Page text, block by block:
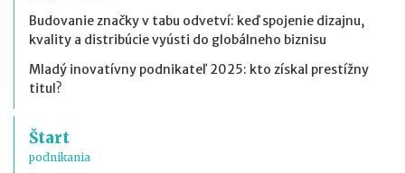
Budovanie značky v tabu odvetví: keď spojenie dizajnu,
kvality a distribúcie vyústi do globálneho biznisu
Mladý inovatívny podnikateľ 2025: kto získal prestížny
titul?
Štart
podnikania